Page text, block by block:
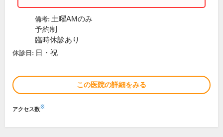
備考: 土曜AMのみ
予約制
臨時休診あり
休診日: 日・祝
この医院の詳細をみる
アクセス数※